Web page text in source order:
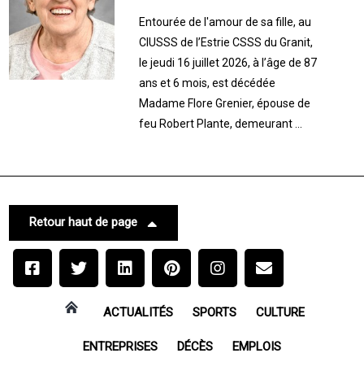
Entourée de l'amour de sa fille, au
CIUSSS de l’Estrie CSSS du Granit,
le jeudi 16 juillet 2026, à l’âge de 87
ans et 6 mois, est décédée
Madame Flore Grenier, épouse de
feu Robert Plante, demeurant ...
Retour haut de page
ACTUALITÉS SPORTS CULTURE
ENTREPRISES DÉCÈS EMPLOIS